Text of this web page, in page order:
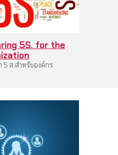
5S. for the
5 ส.สำหรับองค์กร